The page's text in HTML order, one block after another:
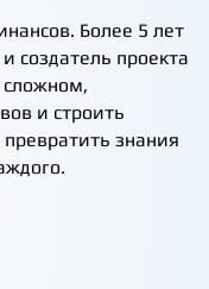
Более 5 лет
создатель проекта
сложном,
и строить
знания